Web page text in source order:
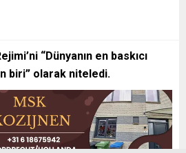
“Dünyanın en baskıcı
biri” olarak niteledi.